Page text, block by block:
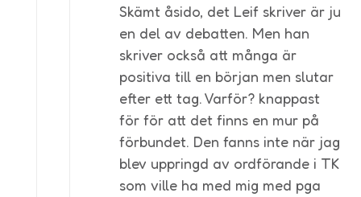
Skämt åsido, det Leif skriver är ju
en del av debatten. Men han
skriver också att många är
positiva till en början men slutar
efter ett tag. Varför? knappast
för för att det finns en mur på
förbundet. Den fanns inte när jag
blev uppringd av ordförande i TK
som ville ha med mig med pga